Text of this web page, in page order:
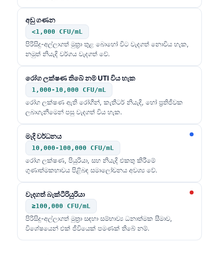
අඩු ගණන
<1,000 CFU/mL
පිරිසිදු-අල්ලාගත් මුත්‍රා තුළ බොහෝ විට වැදගත් නොවිය හැක,
නමුත් නියැදි වර්ගය වැදගත් වේ.
රෝග ලක්ෂණ තිබේ නම් UTI විය හැක
1,000-10,000 CFU/mL
රෝග ලක්ෂණ ඇති රෝගීන්, කැතීටර් නියැදි, හෝ ප්‍රතිජීවක
ලබාගැනීමෙන් පසු වැදගත් විය හැක.
මැදි වර්ධනය
10,000-100,000 CFU/mL
රෝග ලක්ෂණ, පියුරියා, සහ නියැදි එකතු කිරීමේ
ගුණාත්මකභාවය පිළිබඳ සමාලෝචනය අවශ්‍ය වේ.
වැදගත් බැක්ටීරියුරියා
≥100,000 CFU/mL
පිරිසිදු-අල්ලාගත් මුත්‍රා සඳහා සම්භාව්‍ය ධනාත්මක සීමාව,
විශේෂයෙන් එක් ජීවියෙක් පමණක් තිබේ නම්.